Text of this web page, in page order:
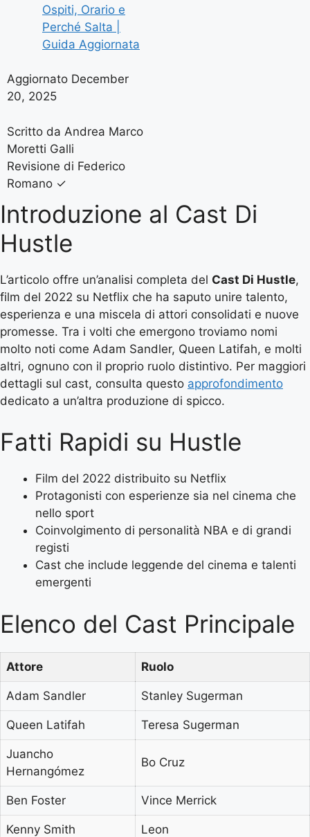
Ospiti, Orario e
Perché Salta |
Guida Aggiornata
Aggiornato December
20, 2025
Scritto da Andrea Marco
Moretti Galli
Revisione di Federico
Romano ✓
Introduzione al Cast Di
Hustle
L’articolo offre un’analisi completa del Cast Di Hustle,
film del 2022 su Netflix che ha saputo unire talento,
esperienza e una miscela di attori consolidati e nuove
promesse. Tra i volti che emergono troviamo nomi
molto noti come Adam Sandler, Queen Latifah, e molti
altri, ognuno con il proprio ruolo distintivo. Per maggiori
dettagli sul cast, consulta questo approfondimento
dedicato a un’altra produzione di spicco.
Fatti Rapidi su Hustle
Film del 2022 distribuito su Netflix
Protagonisti con esperienze sia nel cinema che
nello sport
Coinvolgimento di personalità NBA e di grandi
registi
Cast che include leggende del cinema e talenti
emergenti
Elenco del Cast Principale
Attore Ruolo
Adam Sandler Stanley Sugerman
Queen Latifah Teresa Sugerman
Juancho
Hernangómez
Bo Cruz
Ben Foster Vince Merrick
Kenny Smith Leon